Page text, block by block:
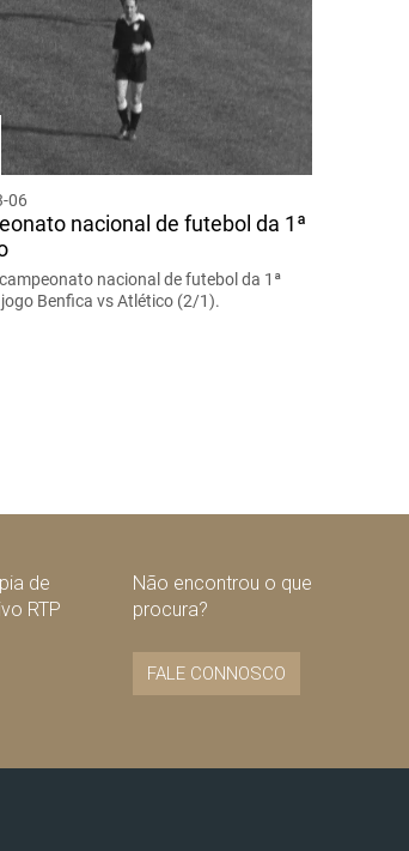
06
nacional de futebol da 1ª
nacional de futebol da 1ª
Benfica vs Atlético (2/1).
de
RTP
Não encontrou o que
procura?
FALE CONNOSCO